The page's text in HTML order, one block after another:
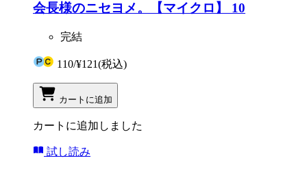
会長様のニセヨメ。【マイクロ】 10
完結
110/¥121(税込)
カートに追加
カートに追加しました
試し読み